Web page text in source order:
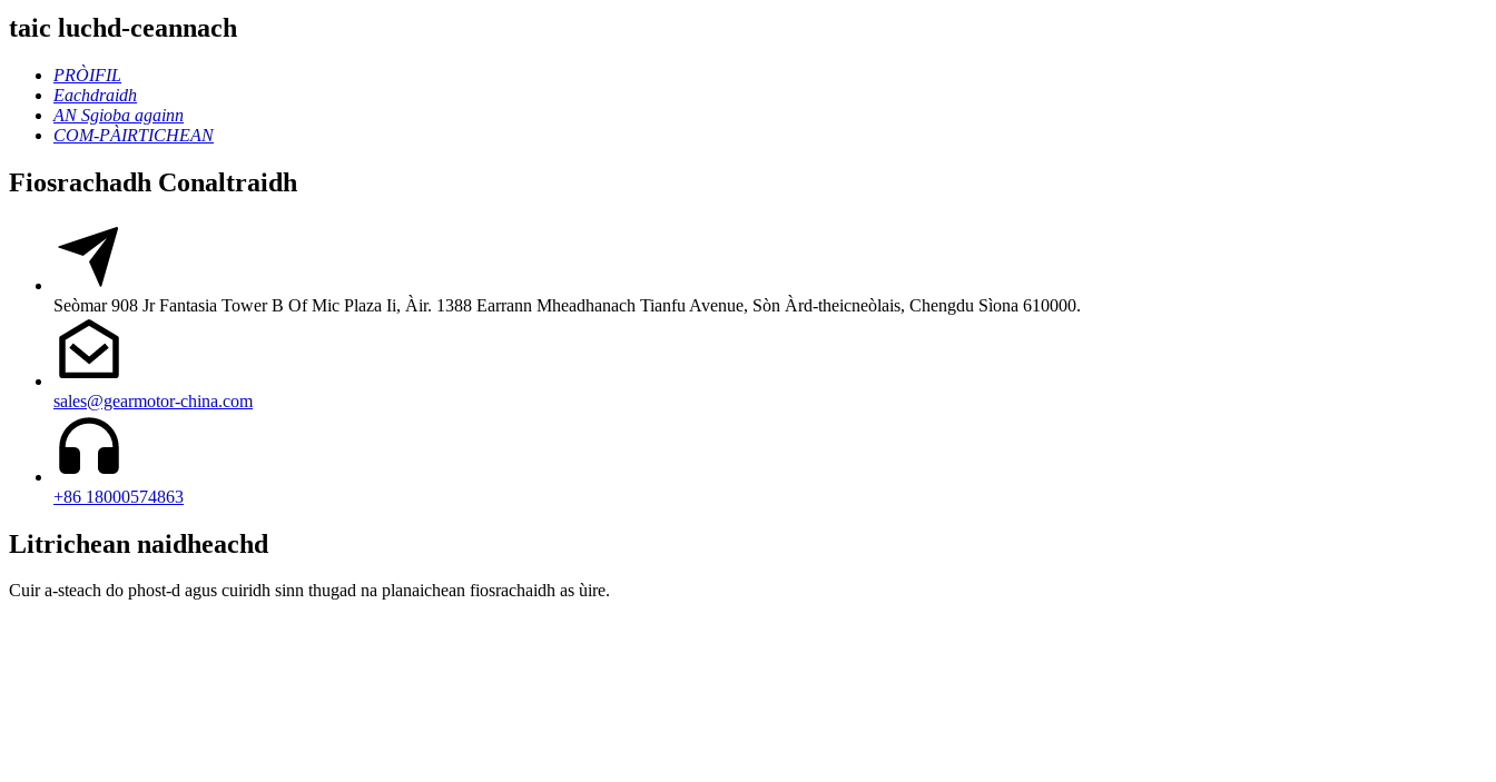
taic luchd-ceannach
PRÒIFIL
Eachdraidh
AN Sgioba againn
COM-PÀIRTICHEAN
Fiosrachadh Conaltraidh
Seòmar 908 Jr Fantasia Tower B Of Mic Plaza Ii, Àir. 1388 Earrann Mheadhanach Tianfu Avenue, Sòn Àrd-theicneòlais, Chengdu Sìona 610000.
sales@gearmotor-china.com
+86 18000574863
Litrichean naidheachd
Cuir a-steach do phost-d agus cuiridh sinn thugad na planaichean fiosrachaidh as ùire.